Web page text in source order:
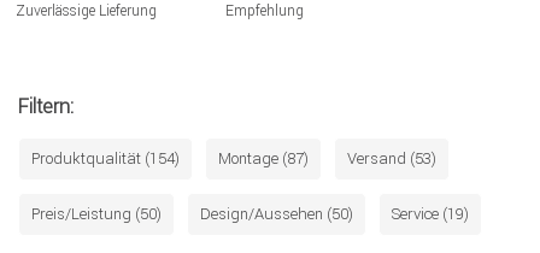
Zuverlässige Lieferung Empfehlung
Filtern:
Produktqualität (154) Montage (87) Versand (53)
Preis/Leistung (50) Design/Aussehen (50) Service (19)